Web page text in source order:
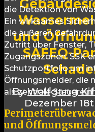
und
SAFEQ-
By Wolfgang
Dezember
die Detektion von
Ein wirksames
die äußeren
Zutritt über Fenster,
Zugangszonen. SSK
Schutzportfolio um
Öffnungsmelder, die
als zentrale
und